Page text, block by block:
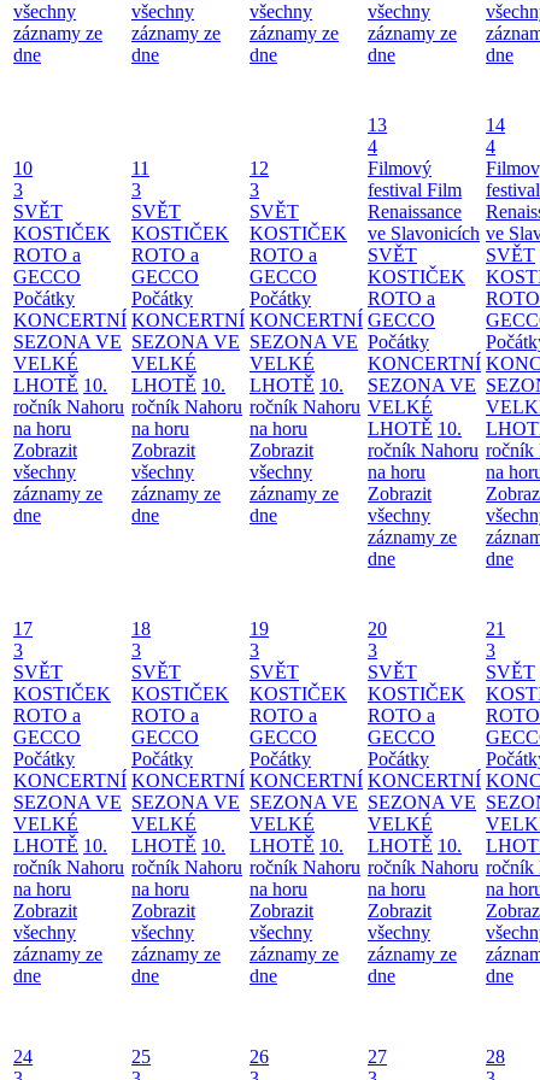
všechny
záznamy ze
dne
všechny
záznamy ze
dne
všechny
záznamy ze
dne
všechny
záznamy ze
dne
dne
10
3
SVĚT
KOSTIČEK
ROTO a
GECCO
Počátky
KONCERTNÍ
SEZONA VE
VELKÉ
LHOTĚ 10.
ročník Nahoru
na horu
Zobrazit
všechny
záznamy ze
dne
11
3
SVĚT
KOSTIČEK
ROTO a
GECCO
Počátky
KONCERTNÍ
SEZONA VE
VELKÉ
LHOTĚ 10.
ročník Nahoru
na horu
Zobrazit
všechny
záznamy ze
dne
12
3
SVĚT
KOSTIČEK
ROTO a
GECCO
Počátky
KONCERTNÍ
SEZONA VE
VELKÉ
LHOTĚ 10.
ročník Nahoru
na horu
Zobrazit
všechny
záznamy ze
dne
13
4
Filmový
festival Film
Renaissance
ve Slavonicích
SVĚT
KOSTIČEK
ROTO a
GECCO
Počátky
KONCERTNÍ
SEZONA VE
VELKÉ
LHOTĚ 10.
ročník Nahoru
na horu
Zobrazit
všechny
záznamy ze
dne
14
4
ve
SVĚT
ročník
na
dne
17
3
SVĚT
KOSTIČEK
ROTO a
GECCO
Počátky
KONCERTNÍ
SEZONA VE
VELKÉ
LHOTĚ 10.
ročník Nahoru
na horu
Zobrazit
všechny
záznamy ze
dne
18
3
SVĚT
KOSTIČEK
ROTO a
GECCO
Počátky
KONCERTNÍ
SEZONA VE
VELKÉ
LHOTĚ 10.
ročník Nahoru
na horu
Zobrazit
všechny
záznamy ze
dne
19
3
SVĚT
KOSTIČEK
ROTO a
GECCO
Počátky
KONCERTNÍ
SEZONA VE
VELKÉ
LHOTĚ 10.
ročník Nahoru
na horu
Zobrazit
všechny
záznamy ze
dne
20
3
SVĚT
KOSTIČEK
ROTO a
GECCO
Počátky
KONCERTNÍ
SEZONA VE
VELKÉ
LHOTĚ 10.
ročník Nahoru
na horu
Zobrazit
všechny
záznamy ze
dne
21
3
SVĚT
ročník
na
dne
24
25
26
27
28